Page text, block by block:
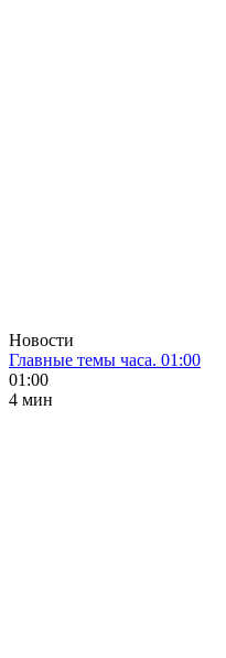
Новости
Главные темы часа. 01:00
01:00
4 мин